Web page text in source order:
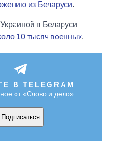
из Беларуси.
в Беларуси
10 тысяч военных.
В TELEGRAM
от «Слово и дело»
Подписаться